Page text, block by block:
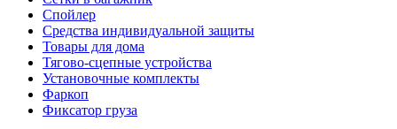
Спойлер
Средства индивидуальной защиты
Товары для дома
Тягово-сцепные устройства
Установочные комплекты
Фаркоп
Фиксатор груза